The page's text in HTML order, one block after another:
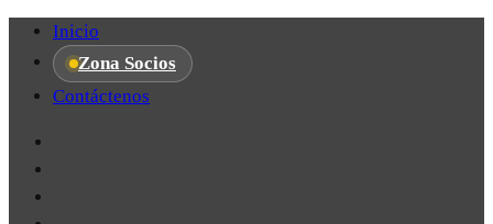
Inicio
Zona Socios
Contáctenos